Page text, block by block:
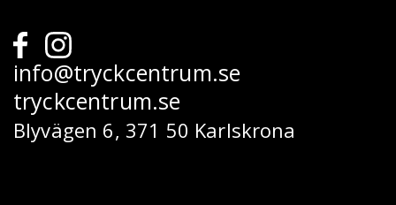
info@tryckcentrum.se
tryckcentrum.se
Blyvägen 6, 371 50 Karlskrona